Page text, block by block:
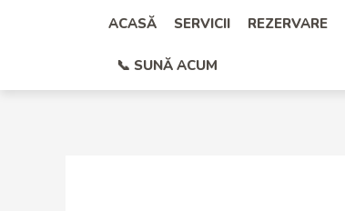
ACASĂ SERVICII REZERVARE
📞 SUNĂ ACUM